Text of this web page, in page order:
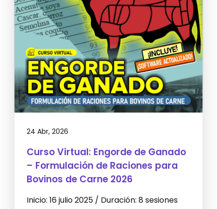
24 Abr, 2026
Curso Virtual: Engorde de Ganado
– Formulación de Raciones para
Bovinos de Carne 2026
Inicio: 16 julio 2025 / Duración: 8 sesiones